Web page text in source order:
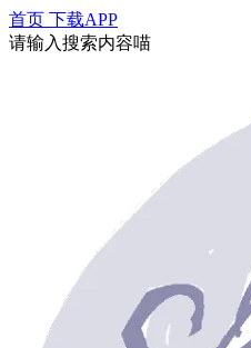
首页 下载APP
请输入搜索内容喵